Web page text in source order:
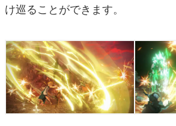
け巡ることができます。